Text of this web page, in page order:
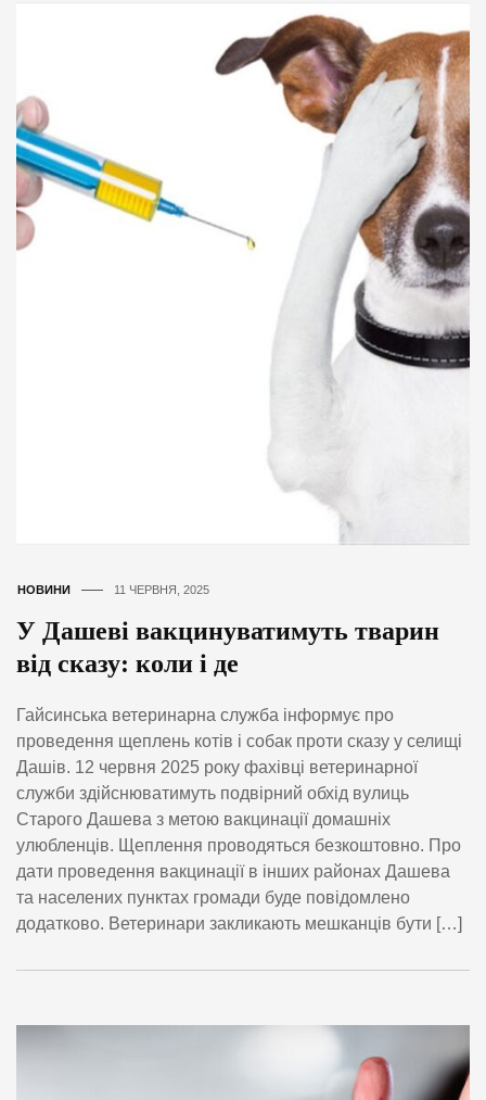
НОВИНИ 11 ЧЕРВНЯ, 2025
У Дашеві вакцинуватимуть тварин
від сказу: коли і де
Гайсинська ветеринарна служба інформує про
проведення щеплень котів і собак проти сказу у селищі
Дашів. 12 червня 2025 року фахівці ветеринарної
служби здійснюватимуть подвірний обхід вулиць
Старого Дашева з метою вакцинації домашніх
улюбленців. Щеплення проводяться безкоштовно. Про
дати проведення вакцинації в інших районах Дашева
та населених пунктах громади буде повідомлено
додатково. Ветеринари закликають мешканців бути […]